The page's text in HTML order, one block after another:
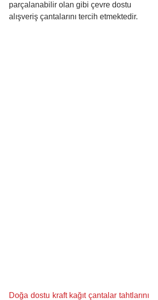
parçalanabilir olan gibi çevre dostu
alışveriş çantalarını tercih etmektedir.
Doğa dostu kraft kağıt çantalar tahtlarını